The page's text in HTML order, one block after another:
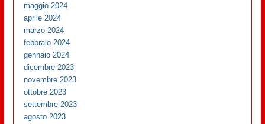
maggio 2024
aprile 2024
marzo 2024
febbraio 2024
gennaio 2024
dicembre 2023
novembre 2023
ottobre 2023
settembre 2023
agosto 2023